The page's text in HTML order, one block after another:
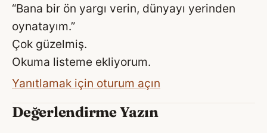
“Bana bir ön yargı verin, dünyayı yerinden
oynatayım.”
Çok güzelmiş.
Okuma listeme ekliyorum.
Yanıtlamak için oturum açın
Değerlendirme Yazın